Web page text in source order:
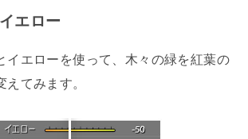
エロー
イエローを使って、木々の緑を紅葉の
えてみます。